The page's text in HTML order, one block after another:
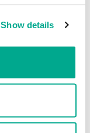
Show details